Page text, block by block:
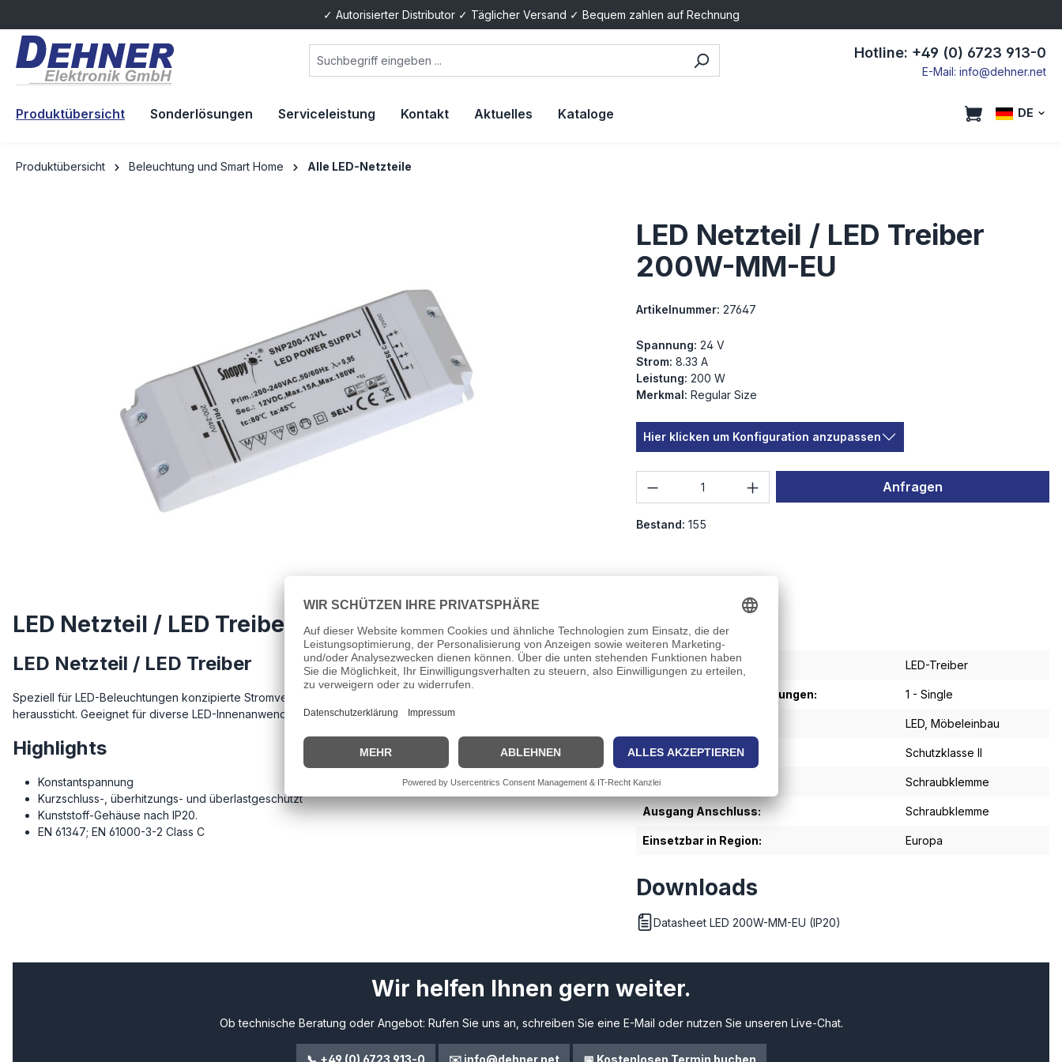
✓ Autorisierter Distributor ✓ Täglicher Versand ✓ Bequem zahlen auf Rechnung
Hotline: +49 (0) 6723 913-0
E-Mail: info@dehner.net
Produktübersicht Sonderlösungen Serviceleistung Kontakt Aktuelles Kataloge DE
Produktübersicht Beleuchtung und Smart Home Alle LED-Netzteile
LED Netzteil / LED Treiber
200W-MM-EU
Artikelnummer: 27647
Spannung: 24 V
Strom: 8.33 A
Leistung: 200 W
Merkmal: Regular Size
Hier klicken um Konfiguration anzupassen
Produkt Anzahl: Gib den gewünschten Wert
Anfragen
Bestand: 155
LED Netzteil / LED Treiber 200W-MM-EU
LED Netzteil / LED Treiber
Speziell für LED-Beleuchtungen konzipierte Stromversorgung, die besonders durch ihre kompakte Bauform
heraussticht. Geeignet für diverse LED-Innenanwendungen. (z.B. Möbeleinbau, Zwischendecken)
Highlights
Konstantspannung
Kurzschluss-, überhitzungs- und überlastgeschützt
Kunststoff-Gehäuse nach IP20.
EN 61347; EN 61000-3-2 Class C
Bauart: LED-Treiber
Anzahl Ausgangsspannungen: 1 - Single
LED, Möbeleinbau
Schutzklasse: Schutzklasse II
Eingang Anschluss: Schraubklemme
Ausgang Anschluss: Schraubklemme
Einsetzbar in Region: Europa
Downloads
Datasheet LED 200W-MM-EU (IP20)
Wir helfen Ihnen gern weiter.
Ob technische Beratung oder Angebot: Rufen Sie uns an, schreiben Sie eine E-Mail oder nutzen Sie unseren Live-Chat.